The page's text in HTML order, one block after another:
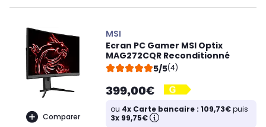
Comparer
MSI
Ecran PC Gamer MSI Optix
MAG272CQR Reconditionné
5/5(4)
399,00€
ou 4x Carte bancaire : 109,73€puis
3x 99,75€